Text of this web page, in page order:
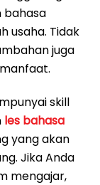
bahasa
usaha. Tidak
juga
skill
les bahasa
yang akan
Jika Anda
mengajar,